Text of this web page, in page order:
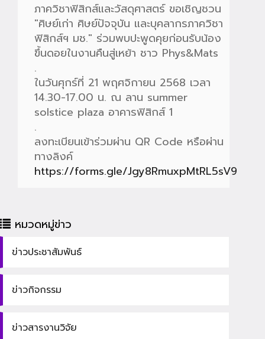
ภาควิชาฟิสิกส์และวัสดุศาสตร์ ขอเชิญชวน
"ศิษย์เก่า ศิษย์ปัจจุบัน และบุคลากรภาควิชา
ฟิสิกส์ฯ มช." ร่วมพบปะพูดคุยก่อนรับน้อง
ขึ้นดอยในงานคืนสู่เหย้า ชาว Phys&Mats
.
ในวันศุกร์ที่ 21 พฤศจิกายน 2568 เวลา
14.30-17.00 น. ณ ลาน summer
solstice plaza อาคารฟิสิกส์ 1
.
ลงทะเบียนเข้าร่วมผ่าน QR Code หรือผ่าน
ทางลิงค์
https://forms.gle/Jgy8RmuxpMtRL5sV9
หมวดหมู่ข่าว
ข่าวประชาสัมพันธ์
ข่าวกิจกรรม
ข่าวสารงานวิจัย